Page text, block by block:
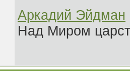
Аркадий Эйдман
Над Миром